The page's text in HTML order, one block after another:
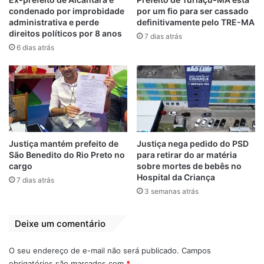
aplicados.
“Do exposto, DEFIRO parcialmente a tutela
de urgência, ante a presença dos
condenado por improbidade
administrativa e perde
direitos políticos por 8 anos
6 dias atrás
por um fio para ser cassado
definitivamente pelo TRE-MA
7 dias atrás
Justiça mantém prefeito de
São Benedito do Rio Preto no
cargo
7 dias atrás
Justiça nega pedido do PSD
para retirar do ar matéria
sobre mortes de bebês no
Hospital da Criança
3 semanas atrás
Deixe um comentário
O seu endereço de e-mail não será publicado. Campos